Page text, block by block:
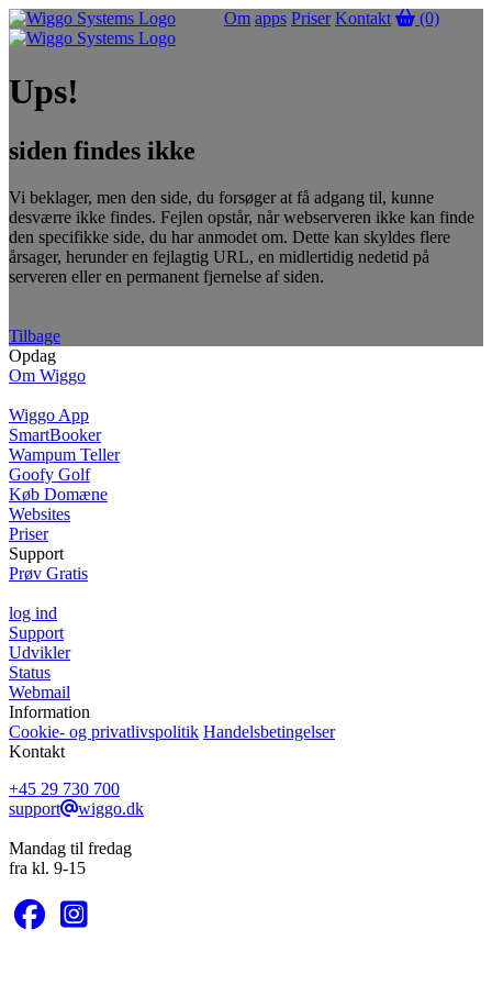
Om apps Priser Kontakt (0)
Ups!
siden findes ikke
Vi beklager, men den side, du forsøger at få adgang til, kunne
desværre ikke findes. Fejlen opstår, når webserveren ikke kan finde
den specifikke side, du har anmodet om. Dette kan skyldes flere
årsager, herunder en fejlagtig URL, en midlertidig nedetid på
serveren eller en permanent fjernelse af siden.
Tilbage
Opdag
Om Wiggo
Wiggo App
SmartBooker
Wampum Teller
Goofy Golf
Køb Domæne
Websites
Priser
Support
Prøv Gratis
log ind
Support
Udvikler
Status
Webmail
Information
Cookie- og privatlivspolitik Handelsbetingelser
Kontakt
+45 29 730 700
support
wiggo.dk
Mandag til fredag
fra kl. 9-15